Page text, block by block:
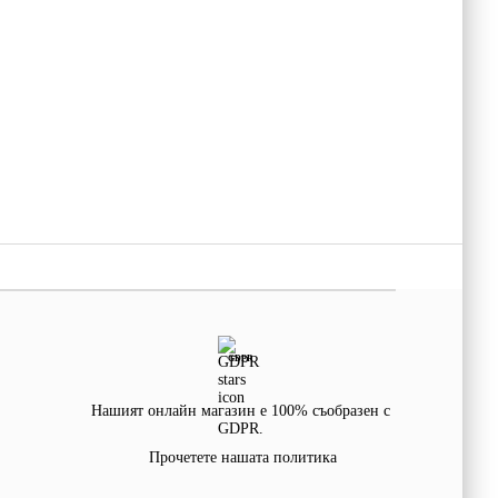
GDPR
Нашият онлайн магазин е 100% съобразен с
GDPR.
Прочетете нашата политика